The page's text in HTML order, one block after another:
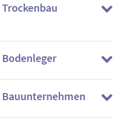
Trockenbau
Bodenleger
Bauunternehmen